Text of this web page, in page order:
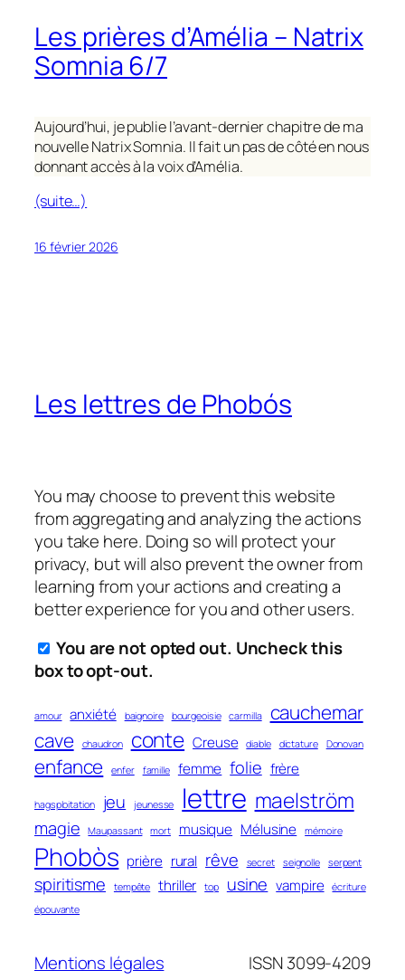
Les prières d’Amélia – Natrix
Somnia 6/7
Aujourd’hui, je publie l’avant-dernier chapitre de ma
nouvelleNatrix Somnia. Il fait un pas de côté en nous
donnant accès à la voix d’Amélia.
(suite…)
16 février 2026
Les lettres de Phobós
You may choose to prevent this website
from aggregating and analyzing the actions
you take here. Doing so will protect your
privacy, but will also prevent the owner from
learning from your actions and creating a
better experience for you and other users.
You are not opted out. Uncheck this
box to opt-out.
amour anxiété baignoire bourgeoisie carmilla
cauchemar
cave
chaudron conte Creuse diable dictature Donovan
enfance enfer famille femme folie frère
hagsploitation jeu jeunesse lettre maelström
magie Maupassant mort musique Mélusine mémoire
Phobòs prière rural rêve secret seignolle serpent
spiritisme tempête thriller top usine vampire
écriture
épouvante
Mentions légales ISSN 3099-4209